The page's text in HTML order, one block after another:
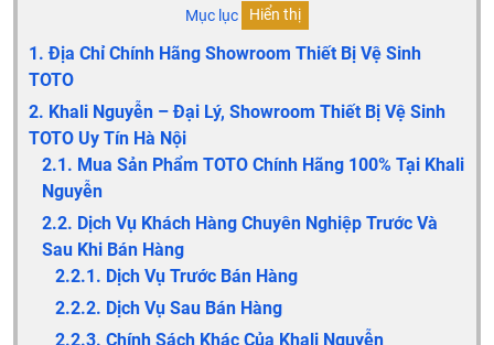
Mục lục Hiển thị
1. Địa Chỉ Chính Hãng Showroom Thiết Bị Vệ Sinh
TOTO
2. Khali Nguyễn – Đại Lý, Showroom Thiết Bị Vệ Sinh
TOTO Uy Tín Hà Nội
2.1. Mua Sản Phẩm TOTO Chính Hãng 100% Tại Khali
Nguyễn
2.2. Dịch Vụ Khách Hàng Chuyên Nghiệp Trước Và
Sau Khi Bán Hàng
2.2.1. Dịch Vụ Trước Bán Hàng
2.2.2. Dịch Vụ Sau Bán Hàng
2.2.3. Chính Sách Khác Của Khali Nguyễn